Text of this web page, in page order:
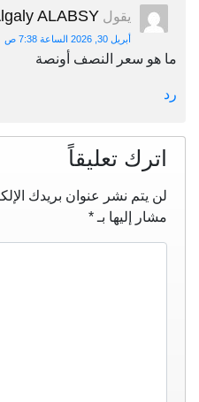
يقول ALABSY
أبريل 30, 2026 الساعة 7:38 ص
ما هو سعر النصف أونصة
رد
اترك تعليقاً
لن يتم نشر عنوان بريدك
مشار إليها بـ *